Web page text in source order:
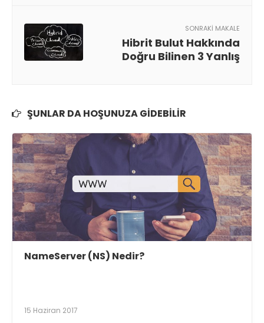
SONRAKI MAKALE
Hibrit Bulut Hakkında
Doğru Bilinen 3 Yanlış
ŞUNLAR DA HOŞUNUZA GIDEBILIR
NameServer (NS) Nedir?
15 Haziran 2017